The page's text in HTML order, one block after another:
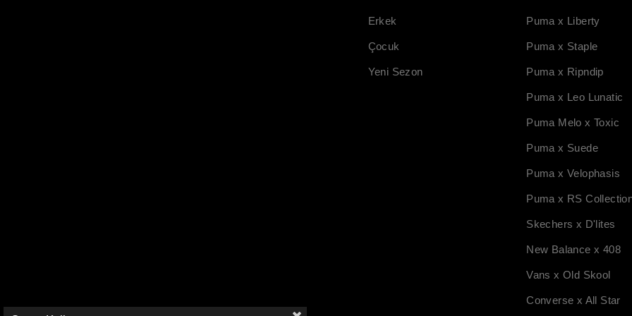
Erkek
Çocuk
Yeni Sezon
Puma x Liberty
Puma x Staple
Puma x Ripndip
Puma x Leo Lunatic
Puma Melo x Toxic
Puma x Suede
Puma x Velophasis
Puma x RS
Skechers x D'lites
New Balance x 408
Vans x Old Skool
Converse x All Star